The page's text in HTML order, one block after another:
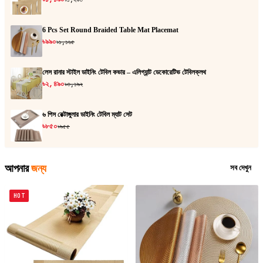
6 Pcs Set Round Braided Table Mat Placemat
৳৯৯০৳১,১৬৫
লেস রানার স্টাইল ডাইনিং টেবিল কভার – এলিগ্যান্ট ডেকোরেটিভ টেবিলক্লথ
৳২,৪৯০৳৩,১৯২
৬ পিস রেক্টাঙ্গুলার ডাইনিং টেবিল ম্যাট সেট
৳৮৫০৳৯৫৫
আপনার জন্য সব দেখুন
HOT